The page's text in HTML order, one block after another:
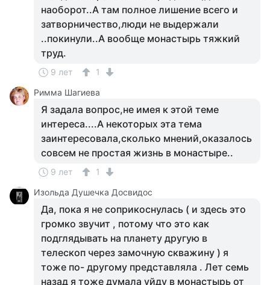
наоборот..А там полное лишение всего и
затворничество,люди не выдержали
..покинули..А вообще монастырь тяжкий
труд.
9 лет
1
Римма Шагиева
Я задала вопрос,не имея к этой теме
интереса....А некоторых эта тема
заинтересовала,сколько мнений,оказалось
совсем не простая жизнь в монастыре..
9 лет
1
Изольда Душечка Досвидос
Да, пока я не соприкоснулась ( и здесь это
громко звучит , потому что это как
подглядывать на планету другую в
телескоп через замочную скважину ) я
тоже по- другому представляла . Лет семь
назад я тоже думала уйду в монастырь от